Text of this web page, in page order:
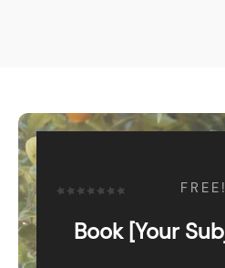
FREE!
Book [Your